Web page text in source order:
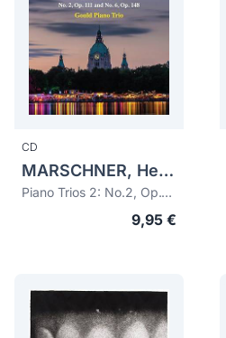
CD
MARSCHNER, Heinrich August (1795-1861)
Piano Trios 2: No.2, Op.111 and No.6, Op.148
9,95 €